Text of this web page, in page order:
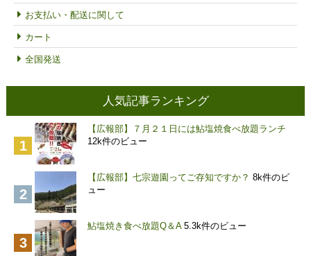
お支払い・配送に関して
カート
全国発送
人気記事ランキング
【広報部】７月２１日には鮎塩焼食べ放題ランチ
12k件のビュー
【広報部】七宗遊園ってご存知ですか？ 8k件のビ
ュー
鮎塩焼き食べ放題Q＆A 5.3k件のビュー